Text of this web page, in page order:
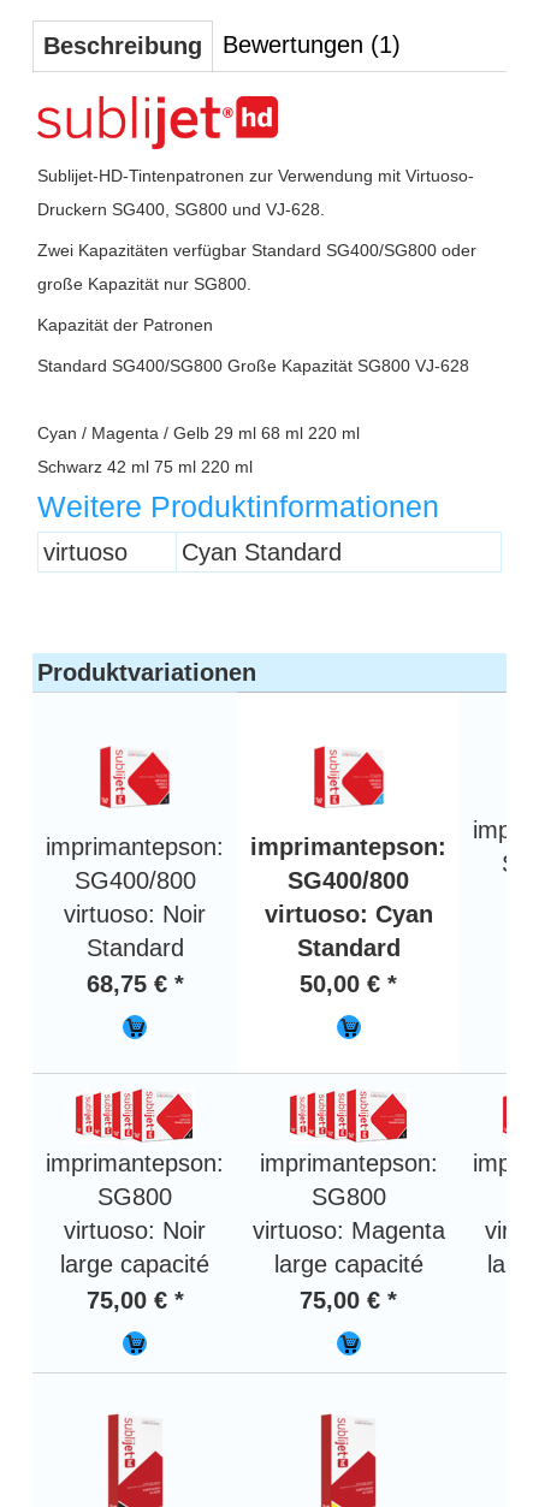
Beschreibung Bewertungen (1)
Sublijet-HD-Tintenpatronen zur Verwendung mit Virtuoso-
Druckern SG400, SG800 und VJ-628.
Zwei Kapazitäten verfügbar Standard SG400/SG800 oder
große Kapazität nur SG800.
Kapazität der Patronen
Standard SG400/SG800 Große Kapazität SG800 VJ-628
Cyan / Magenta / Gelb 29 ml 68 ml 220 ml
Schwarz 42 ml 75 ml 220 ml
Weitere Produktinformationen
Überschrift
virtuoso Cyan Standard
Produktvariationen
imprimantepson:
SG400/800
virtuoso: Noir
Standard
68,75 € *
imprimantepson:
SG400/800
virtuoso: Cyan
Standard
50,00 € *
imprimantepson:
SG800
virtuoso: Noir
large capacité
75,00 € *
imprimantepson:
SG800
virtuoso: Magenta
large capacité
75,00 € *